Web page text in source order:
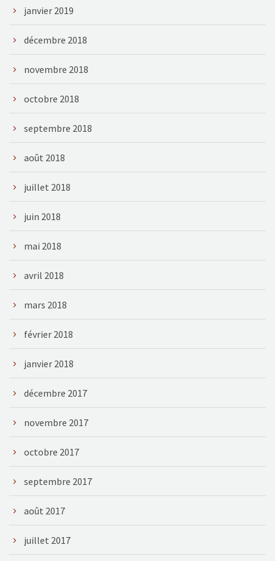
janvier 2019
décembre 2018
novembre 2018
octobre 2018
septembre 2018
août 2018
juillet 2018
juin 2018
mai 2018
avril 2018
mars 2018
février 2018
janvier 2018
décembre 2017
novembre 2017
octobre 2017
septembre 2017
août 2017
juillet 2017